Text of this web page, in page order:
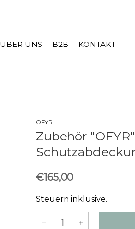
ÜBER UNS B2B KONTAKT
OFYR
Zubehör
€165,00
Steuern inklusive.